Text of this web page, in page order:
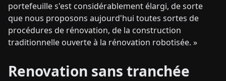
portefeuille s'est considérablement élargi, de sorte
que nous proposons aujourd'hui toutes sortes de
procédures de rénovation, de la construction
traditionnelle ouverte à la rénovation robotisée. »
Renovation sans tranchée